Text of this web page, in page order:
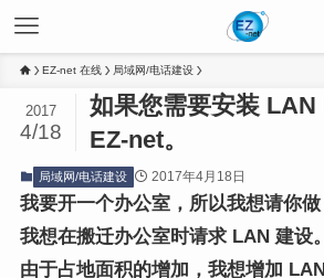
EZ-net 在线 局域网/电话建设
如果您需要安装 LAN
EZ-net。
2017
4/18
局域网/电话建设 2017年4月18日
我要开一个办公室，所以我想请你做
我想在搬迁办公室时请求 LAN 建设。
由于占地面积的增加，我想增加